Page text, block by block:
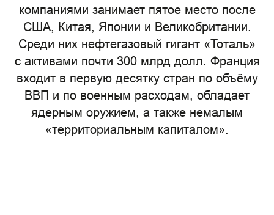
компаниями занимает пятое место после
США, Китая, Японии и Великобритании.
Среди них нефтегазовый гигант «Тоталь»
с активами почти 300 млрд долл. Франция
входит в первую десятку стран по объёму
ВВП и по военным расходам, обладает
ядерным оружием, а также немалым
«территориальным капиталом».